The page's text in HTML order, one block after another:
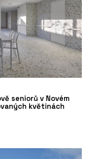
seniorů v Novém
květinách